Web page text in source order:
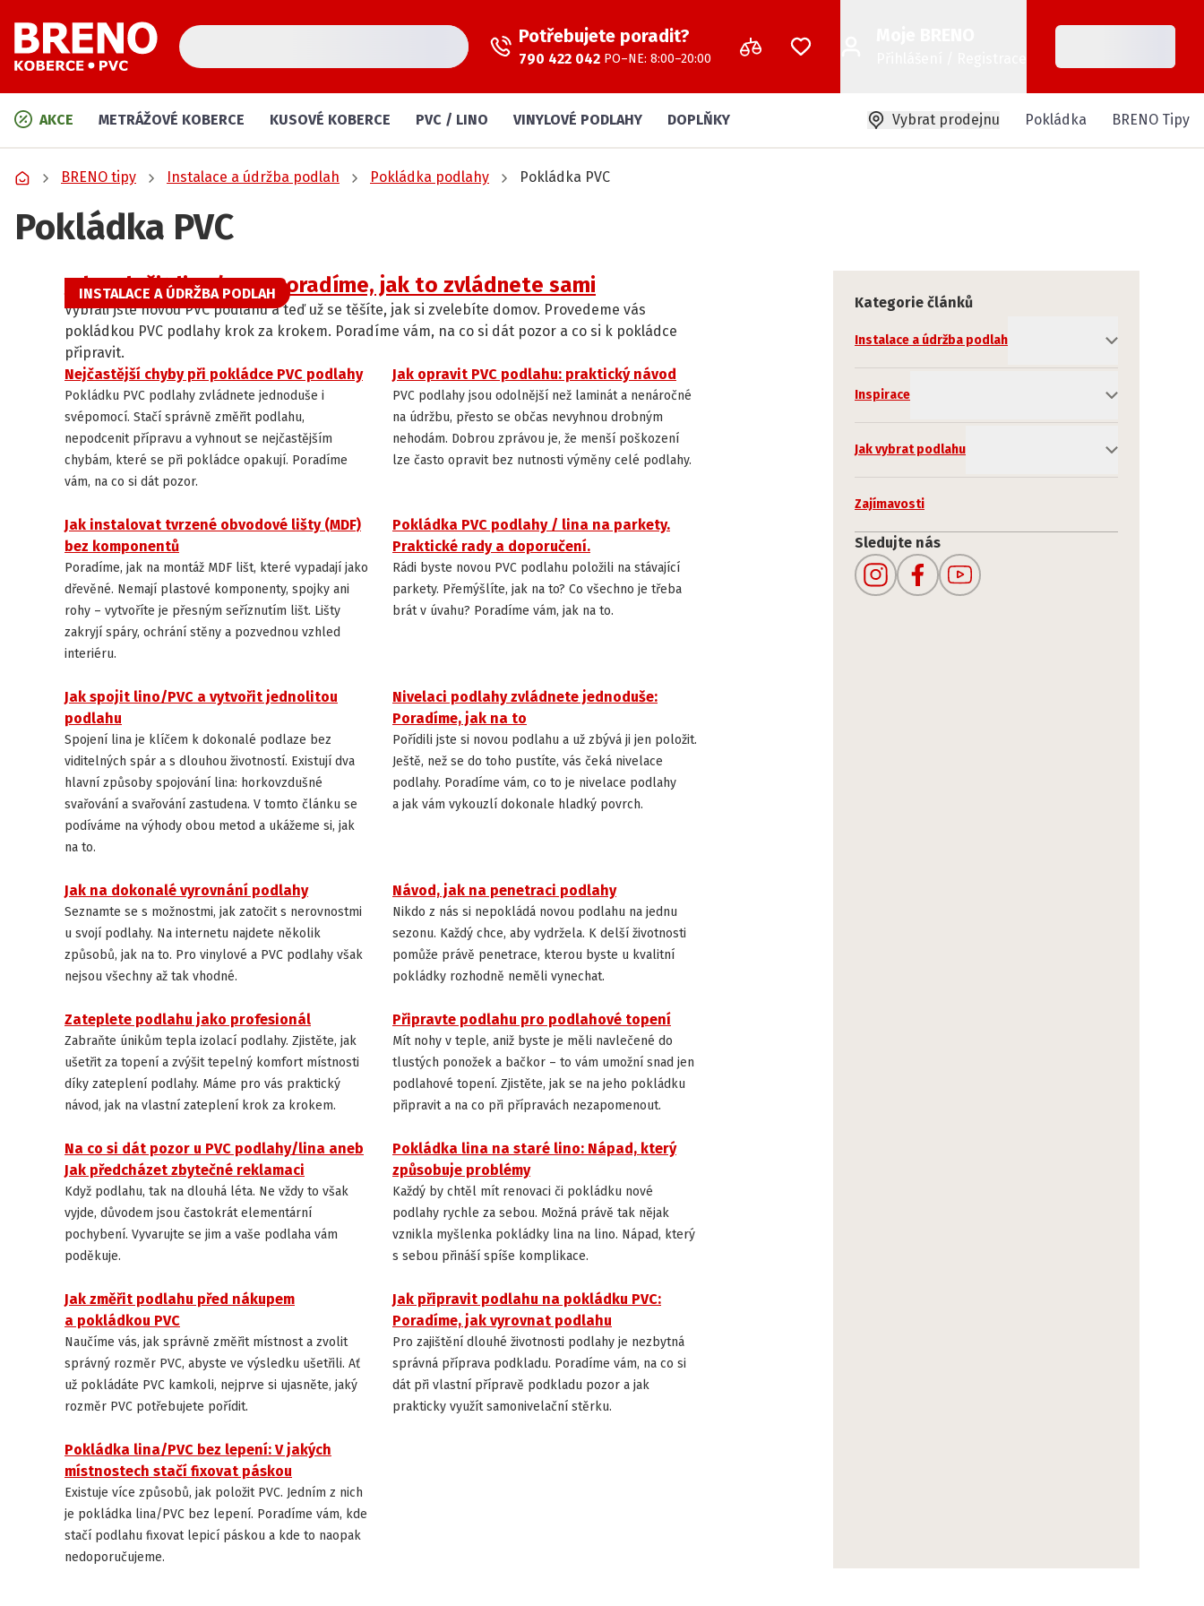
Potřebujete poradit?
790 422 042 PO–NE: 8:00–20:00
AKCE METRÁŽOVÉ KOBERCE KUSOVÉ KOBERCE PVC / LINO VINYLOVÉ PODLAHY DOPLŇKY Vybrat prodejnu Pokládka BRENO Tipy
BRENO tipy Instalace a údržba podlah Pokládka podlahy Pokládka PVC
Pokládka PVC
INSTALACE A ÚDRŽBA PODLAH
Jak položit lino/PVC: Poradíme, jak to zvládnete sami
Vybrali jste novou PVC podlahu a teď už se těšíte, jak si zvelebíte domov. Provedeme vás
pokládkou PVC podlahy krok za krokem. Poradíme vám, na co si dát pozor a co si k pokládce
připravit.
INSTALACE A ÚDRŽBA PODLAH
Nejčastější chyby při pokládce PVC podlahy
Pokládku PVC podlahy zvládnete jednoduše i
svépomocí. Stačí správně změřit podlahu,
nepodcenit přípravu a vyhnout se nejčastějším
chybám, které se při pokládce opakují. Poradíme
vám, na co si dát pozor.
INSTALACE A ÚDRŽBA PODLAH
Jak opravit PVC podlahu: praktický návod
PVC podlahy jsou odolnější než laminát a nenáročné
na údržbu, přesto se občas nevyhnou drobným
nehodám. Dobrou zprávou je, že menší poškození
lze často opravit bez nutnosti výměny celé podlahy.
INSTALACE A ÚDRŽBA PODLAH
Jak instalovat tvrzené obvodové lišty (MDF)
bez komponentů
Poradíme, jak na montáž MDF lišt, které vypadají jako
dřevěné. Nemají plastové komponenty, spojky ani
rohy – vytvoříte je přesným seříznutím lišt. Lišty
zakryjí spáry, ochrání stěny a pozvednou vzhled
interiéru.
INSTALACE A ÚDRŽBA PODLAH
Pokládka PVC podlahy / lina na parkety.
Praktické rady a doporučení.
Rádi byste novou PVC podlahu položili na stávající
parkety. Přemýšlíte, jak na to? Co všechno je třeba
brát v úvahu? Poradíme vám, jak na to.
INSTALACE A ÚDRŽBA PODLAH
Jak spojit lino/PVC a vytvořit jednolitou
podlahu
Spojení lina je klíčem k dokonalé podlaze bez
viditelných spár a s dlouhou životností. Existují dva
hlavní způsoby spojování lina: horkovzdušné
svařování a svařování zastudena. V tomto článku se
podíváme na výhody obou metod a ukážeme si, jak
na to.
INSTALACE A ÚDRŽBA PODLAH
Nivelaci podlahy zvládnete jednoduše:
Poradíme, jak na to
Pořídili jste si novou podlahu a už zbývá ji jen položit.
Ještě, než se do toho pustíte, vás čeká nivelace
podlahy. Poradíme vám, co to je nivelace podlahy
a jak vám vykouzlí dokonale hladký povrch.
INSTALACE A ÚDRŽBA PODLAH
Jak na dokonalé vyrovnání podlahy
Seznamte se s možnostmi, jak zatočit s nerovnostmi
u svojí podlahy. Na internetu najdete několik
způsobů, jak na to. Pro vinylové a PVC podlahy však
nejsou všechny až tak vhodné.
INSTALACE A ÚDRŽBA PODLAH
Návod, jak na penetraci podlahy
Nikdo z nás si nepokládá novou podlahu na jednu
sezonu. Každý chce, aby vydržela. K delší životnosti
pomůže právě penetrace, kterou byste u kvalitní
pokládky rozhodně neměli vynechat.
INSTALACE A ÚDRŽBA PODLAH
Zateplete podlahu jako profesionál
Zabraňte únikům tepla izolací podlahy. Zjistěte, jak
ušetřit za topení a zvýšit tepelný komfort místnosti
díky zateplení podlahy. Máme pro vás praktický
návod, jak na vlastní zateplení krok za krokem.
INSTALACE A ÚDRŽBA PODLAH
Připravte podlahu pro podlahové topení
Mít nohy v teple, aniž byste je měli navlečené do
tlustých ponožek a bačkor – to vám umožní snad jen
podlahové topení. Zjistěte, jak se na jeho pokládku
připravit a na co při přípravách nezapomenout.
INSTALACE A ÚDRŽBA PODLAH
Na co si dát pozor u PVC podlahy/lina aneb
Jak předcházet zbytečné reklamaci
Když podlahu, tak na dlouhá léta. Ne vždy to však
vyjde, důvodem jsou častokrát elementární
pochybení. Vyvarujte se jim a vaše podlaha vám
poděkuje.
INSTALACE A ÚDRŽBA PODLAH
Pokládka lina na staré lino: Nápad, který
způsobuje problémy
Každý by chtěl mít renovaci či pokládku nové
podlahy rychle za sebou. Možná právě tak nějak
vznikla myšlenka pokládky lina na lino. Nápad, který
s sebou přináší spíše komplikace.
INSTALACE A ÚDRŽBA PODLAH
Jak změřit podlahu před nákupem
a pokládkou PVC
Naučíme vás, jak správně změřit místnost a zvolit
správný rozměr PVC, abyste ve výsledku ušetřili. Ať
už pokládáte PVC kamkoli, nejprve si ujasněte, jaký
rozměr PVC potřebujete pořídit.
INSTALACE A ÚDRŽBA PODLAH
Jak připravit podlahu na pokládku PVC:
Poradíme, jak vyrovnat podlahu
Pro zajištění dlouhé životnosti podlahy je nezbytná
správná příprava podkladu. Poradíme vám, na co si
dát při vlastní přípravě podkladu pozor a jak
prakticky využít samonivelační stěrku.
INSTALACE A ÚDRŽBA PODLAH
Pokládka lina/PVC bez lepení: V jakých
místnostech stačí fixovat páskou
Existuje více způsobů, jak položit PVC. Jedním z nich
je pokládka lina/PVC bez lepení. Poradíme vám, kde
stačí podlahu fixovat lepicí páskou a kde to naopak
nedoporučujeme.
Kategorie článků
Instalace a údržba podlah
Inspirace
Jak vybrat podlahu
Zajímavosti
Sledujte nás